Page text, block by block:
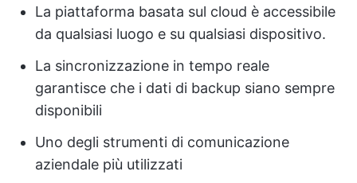
La piattaforma basata sul cloud è accessibile
da qualsiasi luogo e su qualsiasi dispositivo.
La sincronizzazione in tempo reale
garantisce che i dati di backup siano sempre
disponibili
Uno degli strumenti di comunicazione
aziendale più utilizzati